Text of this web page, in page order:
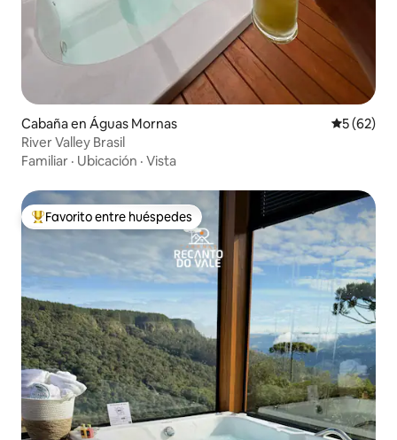
Cabaña en Águas Mornas
5 (62)
River Valley Brasil
Familiar · Ubicación · Vista
De los mejores en Favorito entre huéspedes
Favorito entre huéspedes